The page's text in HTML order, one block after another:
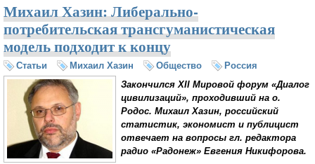
Михаил Хазин: Либерально-
потребительская трансгуманистическая
модель подходит к концу
Статьи Михаил Хазин Общество
Россия
Закончился XII Мировой форум «Диалог
цивилизаций», проходивший на о.
Родос. Михаил Хазин, российский
статистик, экономист и публицист
отвечает на вопросы гл. редактора
радио «Радонеж» Евгения Никифорова.